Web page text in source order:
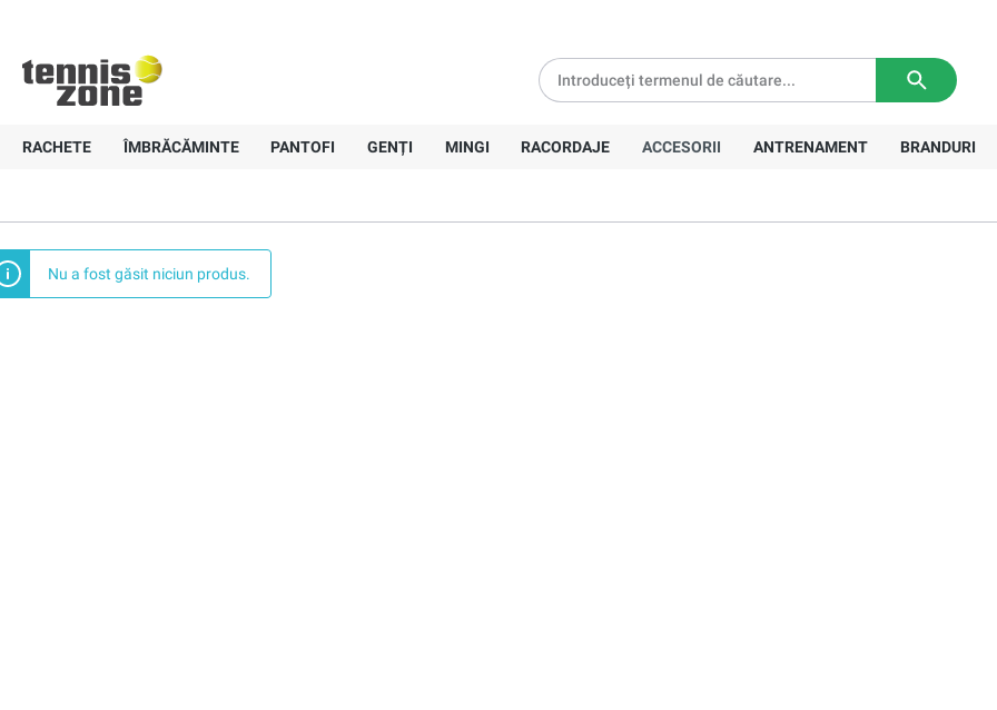
RACHETE ÎMBRĂCĂMINTE PANTOFI GENȚI MINGI RACORDAJE ACCESORII ANTRENAMENT BRANDURI
Fila
Nu a fost găsit niciun produs.